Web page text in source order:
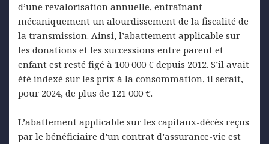
d’une revalorisation annuelle, entraînant
mécaniquement un alourdissement de la fiscalité de
la transmission. Ainsi, l’abattement applicable sur
les donations et les successions entre parent et
enfant est resté figé à 100 000 € depuis 2012. S’il avait
été indexé sur les prix à la consommation, il serait,
pour 2024, de plus de 121 000 €.
L’abattement applicable sur les capitaux-décès reçus
par le bénéficiaire d’un contrat d’assurance-vie est